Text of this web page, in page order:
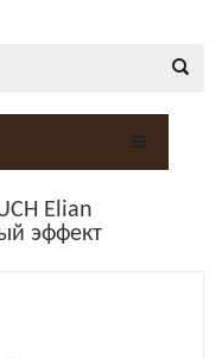
Elian
эффект